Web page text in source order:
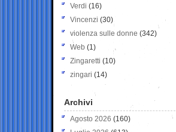
Verdi (16)
Vincenzi (30)
violenza sulle donne (342)
Web (1)
Zingaretti (10)
zingari (14)
Archivi
Agosto 2026 (160)